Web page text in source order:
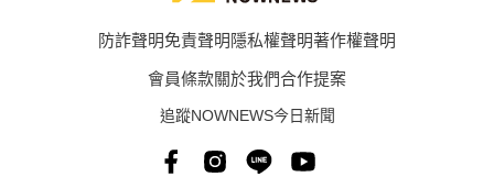
防詐聲明免責聲明隱私權聲明著作權聲明
會員條款關於我們合作提案
追蹤NOWNEWS今日新聞